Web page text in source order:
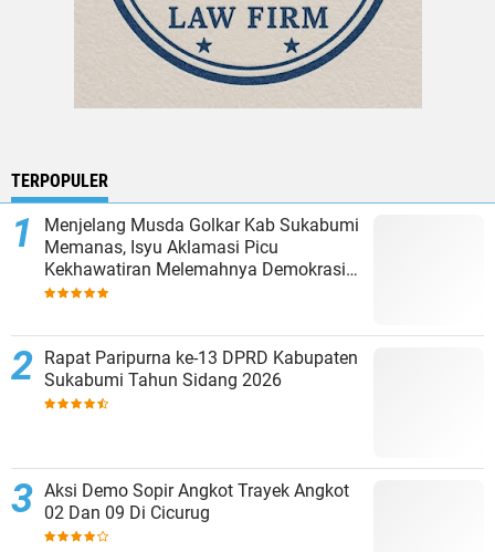
TERPOPULER
Menjelang Musda Golkar Kab Sukabumi
Memanas, Isyu Aklamasi Picu
Kekhawatiran Melemahnya Demokrasi
Internal
Rapat Paripurna ke-13 DPRD Kabupaten
Sukabumi Tahun Sidang 2026
Aksi Demo Sopir Angkot Trayek Angkot
02 Dan 09 Di Cicurug